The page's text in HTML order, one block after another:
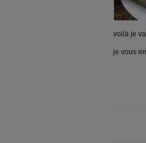
voilà je
je vous